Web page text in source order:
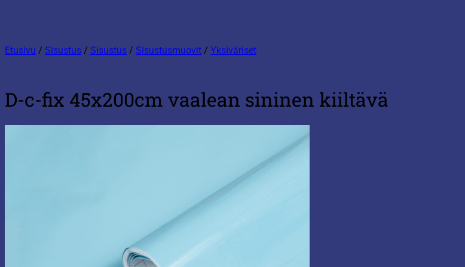
Etusivu / Sisustus / Sisustus / Sisustusmuovit / Yksiväriset
D-c-fix 45x200cm vaalean sininen kiiltävä